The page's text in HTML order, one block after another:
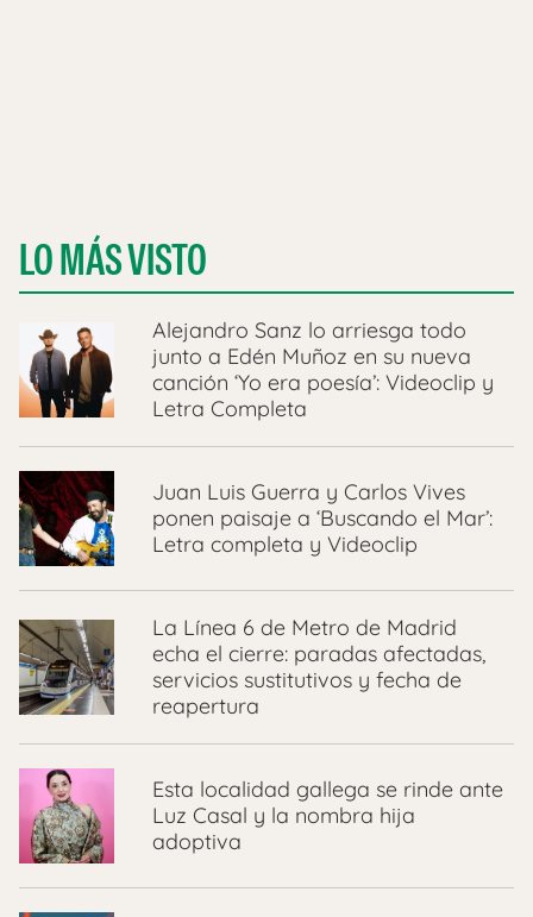
LO MÁS VISTO
Alejandro Sanz lo arriesga todo
junto a Edén Muñoz en su nueva
canción ‘Yo era poesía’: Videoclip y
Letra Completa
Juan Luis Guerra y Carlos Vives
ponen paisaje a ‘Buscando el Mar’:
Letra completa y Videoclip
La Línea 6 de Metro de Madrid
echa el cierre: paradas afectadas,
servicios sustitutivos y fecha de
reapertura
Esta localidad gallega se rinde ante
Luz Casal y la nombra hija
adoptiva